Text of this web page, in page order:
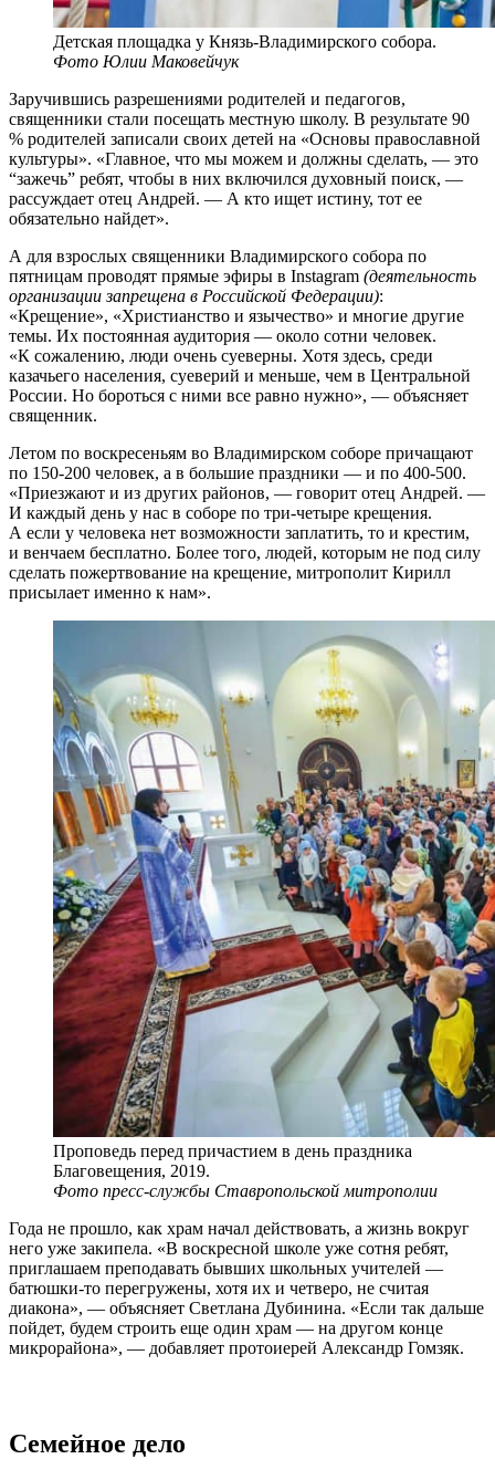
Детская площадка у Князь-Владимирского собора.
Фото Юлии Маковейчук
Заручившись разрешениями родителей и педагогов,
священники стали посещать местную школу. В результате 90
% родителей записали своих детей на «Основы православной
культуры». «Главное, что мы можем и должны сделать, — это
“зажечь” ребят, чтобы в них включился духовный поиск, —
рассуждает отец Андрей. — А кто ищет истину, тот ее
обязательно найдет».
А для взрослых священники Владимирского собора по
пятницам проводят прямые эфиры в Instagram (деятельность
организации запрещена в Российской Федерации):
«Крещение», «Христианство и язычество» и многие другие
темы. Их постоянная аудитория — около сотни человек.
«К сожалению, люди очень суеверны. Хотя здесь, среди
казачьего населения, суеверий и меньше, чем в Центральной
России. Но бороться с ними все равно нужно», — объясняет
священник.
Летом по воскресеньям во Владимирском соборе причащают
по 150-200 человек, а в большие праздники — и по 400-500.
«Приезжают и из других районов, — говорит отец Андрей. —
И каждый день у нас в соборе по три-четыре крещения.
А если у человека нет возможности заплатить, то и крестим,
и венчаем бесплатно. Более того, людей, которым не под силу
сделать пожертвование на крещение, митрополит Кирилл
присылает именно к нам».
Проповедь перед причастием в день праздника
Благовещения, 2019.
Фото пресс-службы Ставропольской митрополии
Года не прошло, как храм начал действовать, а жизнь вокруг
него уже закипела. «В воскресной школе уже сотня ребят,
приглашаем преподавать бывших школьных учителей —
батюшки-то перегружены, хотя их и четверо, не считая
диакона», — объясняет Светлана Дубинина. «Если так дальше
пойдет, будем строить еще один храм — на другом конце
микрорайона», — добавляет протоиерей Александр Гомзяк.
Семейное дело